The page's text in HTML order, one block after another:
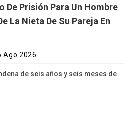
De Prisión Para Un Hombre
La Nieta De Su Pareja En
Ago 2026
de seis años y seis meses de